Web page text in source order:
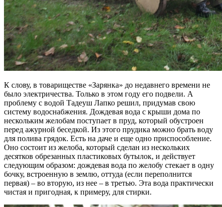
К слову, в товариществе «Зарянка» до недавнего времени не
было электричества. Только в этом году его подвели. А
проблему с водой Тадеуш Лапко решил, придумав свою
систему водоснабжения. Дождевая вода с крыши дома по
нескольким желобам поступает в пруд, который обустроен
перед ажурной беседкой. Из этого прудика можно брать воду
для полива грядок. Есть на даче и еще одно приспособление.
Оно состоит из желоба, который сделан из нескольких
десятков обрезанных пластиковых бутылок, и действует
следующим образом: дождевая вода по желобу стекает в одну
бочку, встроенную в землю, оттуда (если переполнится
первая) – во вторую, из нее – в третью. Эта вода практически
чистая и пригодная, к примеру, для стирки.